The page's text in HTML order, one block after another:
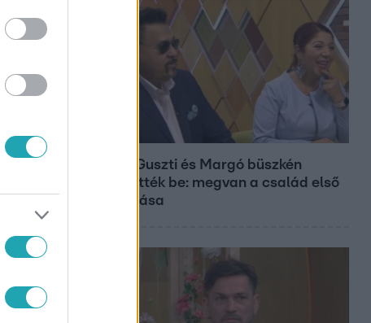
Bódig Guszti és Margó büszkén
jelentették be: megvan a család első
diplomása